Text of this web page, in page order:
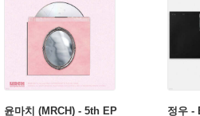
윤마치 (MRCH) - 5th EP
정우 -